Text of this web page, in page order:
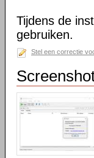
Tijdens de
gebruiken.
Stel een correctie